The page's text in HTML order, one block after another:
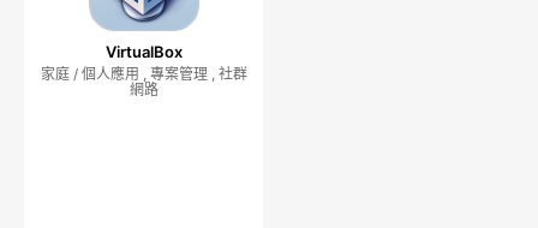
VirtualBox
家庭 / 個人應用 , 專案管理 , 社群
網路